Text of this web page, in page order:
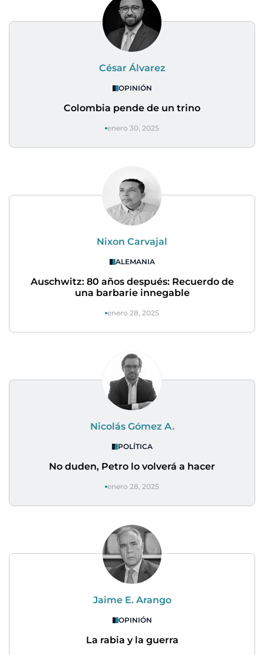
César Álvarez
OPINIÓN
Colombia pende de un trino
enero 30, 2025
Nixon Carvajal
ALEMANIA
Auschwitz: 80 años después: Recuerdo de
una barbarie innegable
enero 28, 2025
Nicolás Gómez A.
POLÍTICA
No duden, Petro lo volverá a hacer
enero 28, 2025
Jaime E. Arango
OPINIÓN
La rabia y la guerra